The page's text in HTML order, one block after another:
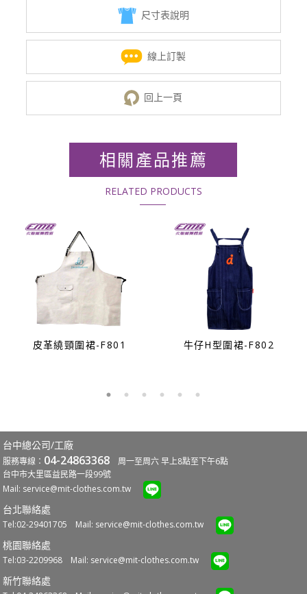
尺寸表說明
線上訂製
回上一頁
相關產品推薦
RELATED PRODUCTS
皮革繞頸圍裙-F801 牛仔H型圍裙-F802
台中總公司/工廠
服務專線： 04-24863368 周一至周六 早上8點至下午6點
台中市大里區益民路一段99號
Mail: service@mit-clothes.com.tw
台北聯絡處
Tel:02-29401705 Mail: service@mit-clothes.com.tw
桃園聯絡處
Tel:03-2209968 Mail: service@mit-clothes.com.tw
新竹聯絡處